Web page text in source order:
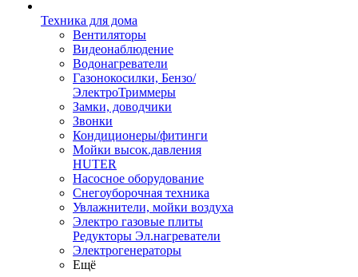
Техника для дома
Вентиляторы
Видеонаблюдение
Водонагреватели
Газонокосилки, Бензо/
ЭлектроТриммеры
Замки, доводчики
Звонки
Кондиционеры/фитинги
Мойки высок.давления
HUTER
Насосное оборудование
Снегоуборочная техника
Увлажнители, мойки воздуха
Электро газовые плиты
Редукторы Эл.нагреватели
Электрогенераторы
Ещё